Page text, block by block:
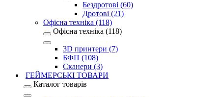
Бездротові (60)
Дротові (21)
Офісна техніка (118)
Офісна техніка (118)
3D принтери (7)
БФП (108)
Сканери (3)
ГЕЙМЕРСЬКІ ТОВАРИ
Каталог товарів